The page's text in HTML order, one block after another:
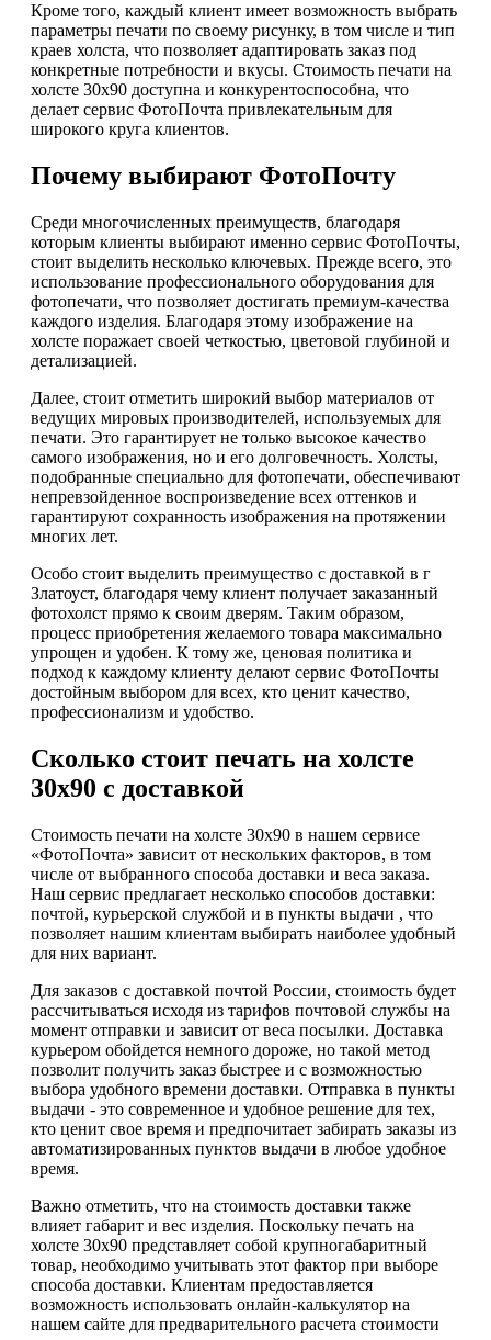
Кроме того, каждый клиент имеет возможность выбрать
параметры печати по своему рисунку, в том числе и тип
краев холста, что позволяет адаптировать заказ под
конкретные потребности и вкусы. Стоимость печати на
холсте 30х90 доступна и конкурентоспособна, что
делает сервис ФотоПочта привлекательным для
широкого круга клиентов.
Почему выбирают ФотоПочту
Среди многочисленных преимуществ, благодаря
которым клиенты выбирают именно сервис ФотоПочты,
стоит выделить несколько ключевых. Прежде всего, это
использование профессионального оборудования для
фотопечати, что позволяет достигать премиум-качества
каждого изделия. Благодаря этому изображение на
холсте поражает своей четкостью, цветовой глубиной и
детализацией.
Далее, стоит отметить широкий выбор материалов от
ведущих мировых производителей, используемых для
печати. Это гарантирует не только высокое качество
самого изображения, но и его долговечность. Холсты,
подобранные специально для фотопечати, обеспечивают
непревзойденное воспроизведение всех оттенков и
гарантируют сохранность изображения на протяжении
многих лет.
Особо стоит выделить преимущество с доставкой в г
Златоуст, благодаря чему клиент получает заказанный
фотохолст прямо к своим дверям. Таким образом,
процесс приобретения желаемого товара максимально
упрощен и удобен. К тому же, ценовая политика и
подход к каждому клиенту делают сервис ФотоПочты
достойным выбором для всех, кто ценит качество,
профессионализм и удобство.
Сколько стоит печать на холсте
30х90 с доставкой
Стоимость печати на холсте 30х90 в нашем сервисе
«ФотоПочта» зависит от нескольких факторов, в том
числе от выбранного способа доставки и веса заказа.
Наш сервис предлагает несколько способов доставки:
почтой, курьерской службой и в пункты выдачи , что
позволяет нашим клиентам выбирать наиболее удобный
для них вариант.
Для заказов с доставкой почтой России, стоимость будет
рассчитываться исходя из тарифов почтовой службы на
момент отправки и зависит от веса посылки. Доставка
курьером обойдется немного дороже, но такой метод
позволит получить заказ быстрее и с возможностью
выбора удобного времени доставки. Отправка в пункты
выдачи - это современное и удобное решение для тех,
кто ценит свое время и предпочитает забирать заказы из
автоматизированных пунктов выдачи в любое удобное
время.
Важно отметить, что на стоимость доставки также
влияет габарит и вес изделия. Поскольку печать на
холсте 30х90 представляет собой крупногабаритный
товар, необходимо учитывать этот фактор при выборе
способа доставки. Клиентам предоставляется
возможность использовать онлайн-калькулятор на
нашем сайте для предварительного расчета стоимости